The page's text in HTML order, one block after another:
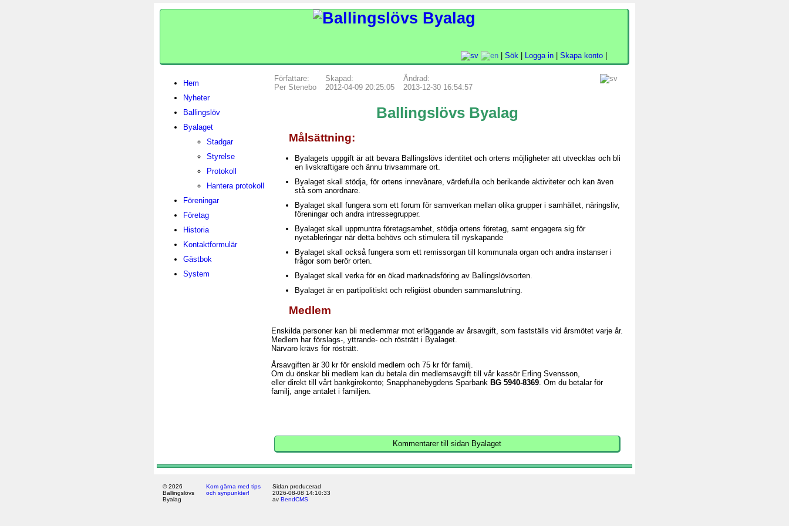
Sök Logga in Skapa konto
Hem
Nyheter
Ballingslöv
Byalaget
Stadgar
Styrelse
Protokoll
Hantera protokoll
Föreningar
Företag
Historia
Kontaktformulär
Gästbok
System
Författare:
Per Stenebo
Skapad:
2012-04-09 20:25:05
Ändrad:
2013-12-30 16:54:57
Ballingslövs Byalag
Målsättning:
Byalagets uppgift är att bevara Ballingslövs identitet och ortens möjligheter att utvecklas och bli
en livskraftigare och ännu trivsammare ort.
Byalaget skall stödja, för ortens innevånare, värdefulla och berikande aktiviteter och kan även
stå som anordnare.
Byalaget skall fungera som ett forum för samverkan mellan olika grupper i samhället, näringsliv,
föreningar och andra intressegrupper.
Byalaget skall uppmuntra företagsamhet, stödja ortens företag, samt engagera sig för
nyetableringar när detta behövs och stimulera till nyskapande
Byalaget skall också fungera som ett remissorgan till kommunala organ och andra instanser i
frågor som berör orten.
Byalaget skall verka för en ökad marknadsföring av Ballingslövsorten.
Byalaget är en partipolitiskt och religiöst obunden sammanslutning.
Medlem
Enskilda personer kan bli medlemmar mot erläggande av årsavgift, som fastställs vid årsmötet varje år.
Medlem har förslags-, yttrande- och rösträtt i Byalaget.
Närvaro krävs för rösträtt.
Årsavgiften är 30 kr för enskild medlem och 75 kr för familj.
Om du önskar bli medlem kan du betala din medlemsavgift till vår kassör Erling Svensson,
eller direkt till vårt bankgirokonto; Snapphanebygdens Sparbank BG 5940-8369 . Om du betalar för
familj, ange antalet i familjen.
Kommentarer till sidan Byalaget
© 2026
Ballingslövs
Byalag
Kom gärna med tips
och synpunkter!
Sidan producerad
2026-08-08 14:10:33
av BendCMS